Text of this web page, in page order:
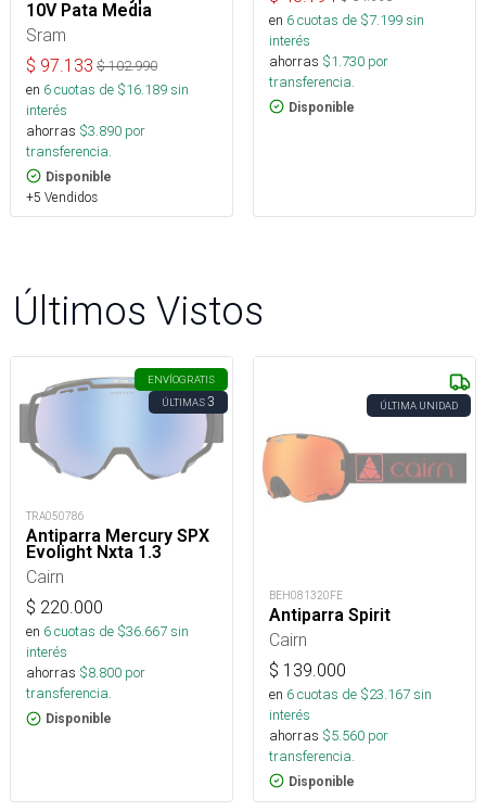
10V Pata Media
Sram
$ 97.133 $102.990
en 6cuotas de $16.189sin
interés
ahorras $3.890 por
transferencia.
Disponible
+5 Vendidos
en 6cuotas de $7.199sin
interés
ahorras $1.730 por
transferencia.
Disponible
Últimos Vistos
ENVÍOGRATIS
ÚLTIMAS3
TRA050786
Antiparra Mercury SPX
Evolight Nxta 1.3
Cairn
$ 220.000
en 6cuotas de $36.667sin
interés
ahorras $8.800 por
transferencia.
Disponible
ÚLTIMA UNIDAD
BEH081320FE
Antiparra Spirit
Cairn
$ 139.000
en 6cuotas de $23.167sin
interés
ahorras $5.560 por
transferencia.
Disponible